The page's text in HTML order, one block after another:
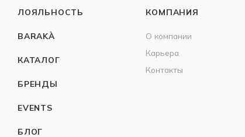
ЛОЯЛЬНОСТЬ
BARAKÀ
КАТАЛОГ
БРЕНДЫ
EVENTS
БЛОГ
КОМПАНИЯ
О компании
Карьера
Контакты